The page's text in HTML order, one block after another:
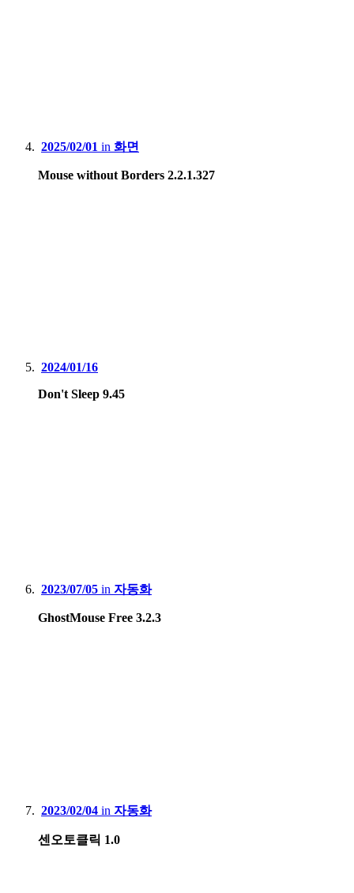
2025/02/01 in 화면
Mouse without Borders 2.2.1.327
2024/01/16
Don't Sleep 9.45
2023/07/05 in 자동화
GhostMouse Free 3.2.3
2023/02/04 in 자동화
센오토클릭 1.0